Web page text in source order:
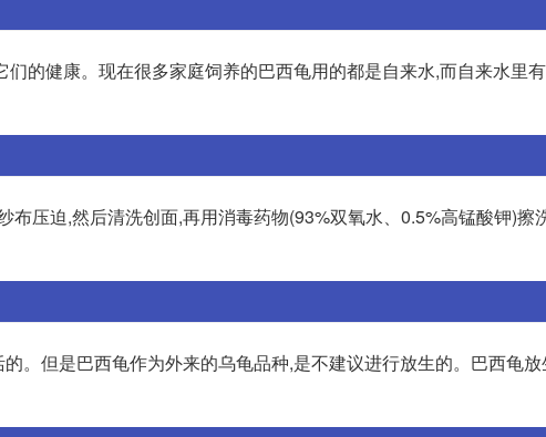
的健康。现在很多家庭饲养的巴西龟用的都是自来水,而自来水里
压迫,然后清洗创面,再用消毒药物(93%双氧水、0.5%高锰酸钾)擦
。但是巴西龟作为外来的乌龟品种,是不建议进行放生的。巴西龟